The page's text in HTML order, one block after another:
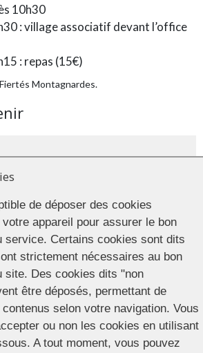
10h30
: village associatif devant l’office
: repas (15€)
Montagnardes.
(post) est désactivé.
Autoriser
de déposer des cookies
appareil pour assurer le bon
service. Certains cookies sont dits
strictement nécessaires au bon
site. Des cookies dits "non
être déposés, permettant de
selon votre navigation. Vous
ou non les cookies en utilisant
A tout moment, vous pouvez